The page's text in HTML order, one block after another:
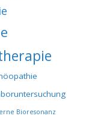
Bioresonanz